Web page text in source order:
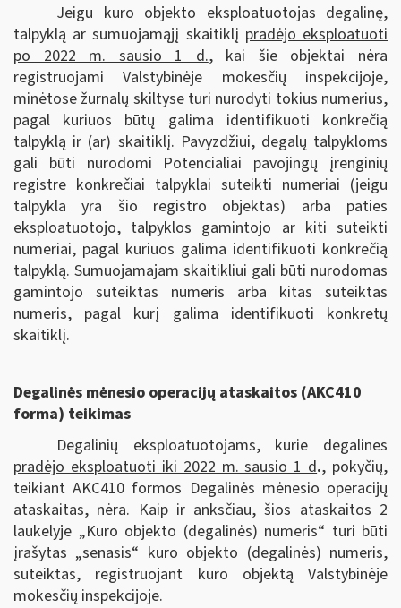
Jeigu kuro objekto eksploatuotojas degalinę,
talpyklą ar sumuojamąjį skaitiklį pradėjo eksploatuoti
po 2022 m. sausio 1 d., kai šie objektai nėra
registruojami Valstybinėje mokesčių inspekcijoje,
minėtose žurnalų skiltyse turi nurodyti tokius numerius,
pagal kuriuos būtų galima identifikuoti konkrečią
talpyklą ir (ar) skaitiklį. Pavyzdžiui, degalų talpykloms
gali būti nurodomi Potencialiai pavojingų įrenginių
registre konkrečiai talpyklai suteikti numeriai (jeigu
talpykla yra šio registro objektas) arba paties
eksploatuotojo, talpyklos gamintojo ar kiti suteikti
numeriai, pagal kuriuos galima identifikuoti konkrečią
talpyklą. Sumuojamajam skaitikliui gali būti nurodomas
gamintojo suteiktas numeris arba kitas suteiktas
numeris, pagal kurį galima identifikuoti konkretų
skaitiklį.
Degalinės mėnesio operacijų ataskaitos (AKC410
forma) teikimas
Degalinių eksploatuotojams, kurie degalines
pradėjo eksploatuoti iki 2022 m. sausio 1 d., pokyčių,
teikiant AKC410 formos Degalinės mėnesio operacijų
ataskaitas, nėra. Kaip ir anksčiau, šios ataskaitos 2
laukelyje „Kuro objekto (degalinės) numeris“ turi būti
įrašytas „senasis“ kuro objekto (degalinės) numeris,
suteiktas, registruojant kuro objektą Valstybinėje
mokesčių inspekcijoje.